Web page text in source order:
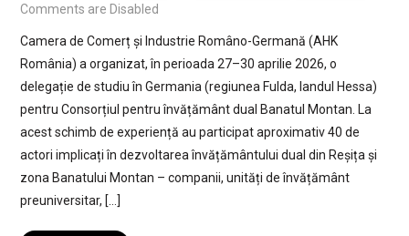
Comments are Disabled
Camera de Comerț și Industrie Româno-Germană (AHK
România) a organizat, în perioada 27–30 aprilie 2026, o
delegație de studiu în Germania (regiunea Fulda, landul Hessa)
pentru Consorțiul pentru învățământ dual Banatul Montan. La
acest schimb de experiență au participat aproximativ 40 de
actori implicați în dezvoltarea învățământului dual din Reșița și
zona Banatului Montan – companii, unități de învățământ
preuniversitar, […]